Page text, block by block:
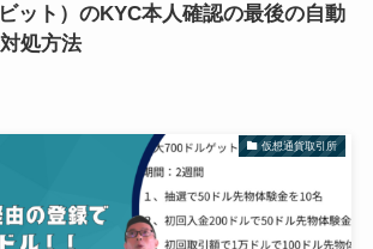
ット）のKYC本人確認の最後の自動
処方法
仮想通貨取引所